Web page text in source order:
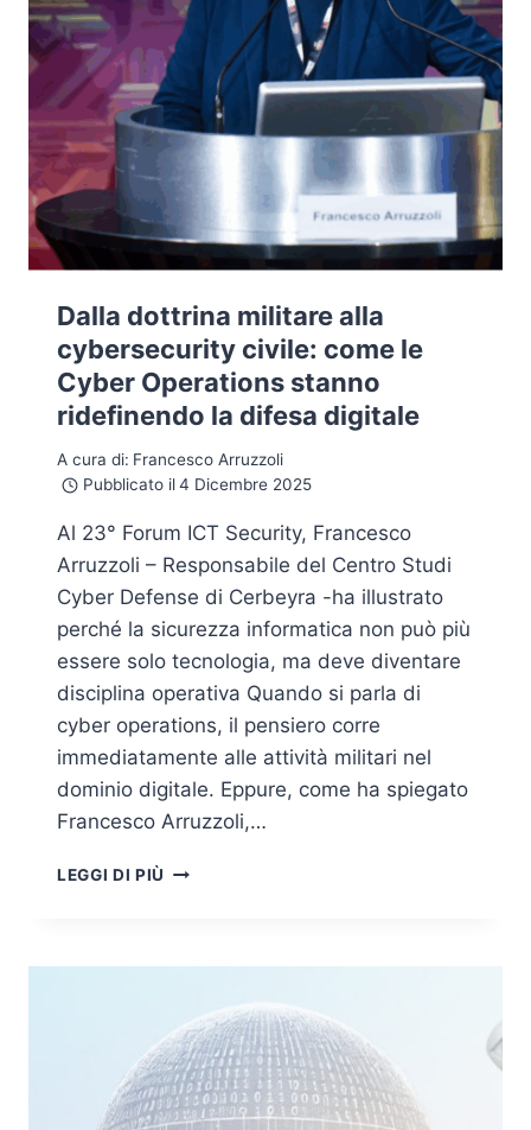
Dalla dottrina militare alla
cybersecurity civile: come le
Cyber Operations stanno
ridefinendo la difesa digitale
A cura di: Francesco Arruzzoli
Pubblicato il 4 Dicembre 2025
Al 23° Forum ICT Security, Francesco
Arruzzoli – Responsabile del Centro Studi
Cyber Defense di Cerbeyra -ha illustrato
perché la sicurezza informatica non può più
essere solo tecnologia, ma deve diventare
disciplina operativa Quando si parla di
cyber operations, il pensiero corre
immediatamente alle attività militari nel
dominio digitale. Eppure, come ha spiegato
Francesco Arruzzoli,…
LEGGI DI PIÙ DALLA
CYBERSECURITY
COME
LE
CYBER
OPERATIONS
STANNO